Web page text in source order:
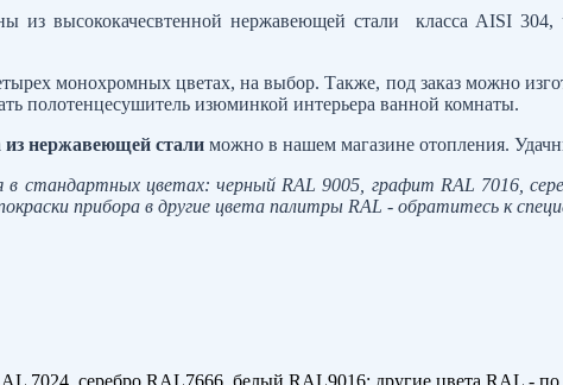
из высококачесвтенной нержавеющей стали класса AISI
монохромных цветах, на выбор. Также, под заказ можно
полотенцесушитель изюминкой интерьера ванной комнаты.
из нержавеющей стали можно в нашем магазине отопления.
в стандартных цветах: черный RAL 9005, графит RAL 7016 ,
прибора в другие цвета палитры RAL - обратитесь к
7024, серебро RAL7666, белый RAL9016; другие цвета RAL - по